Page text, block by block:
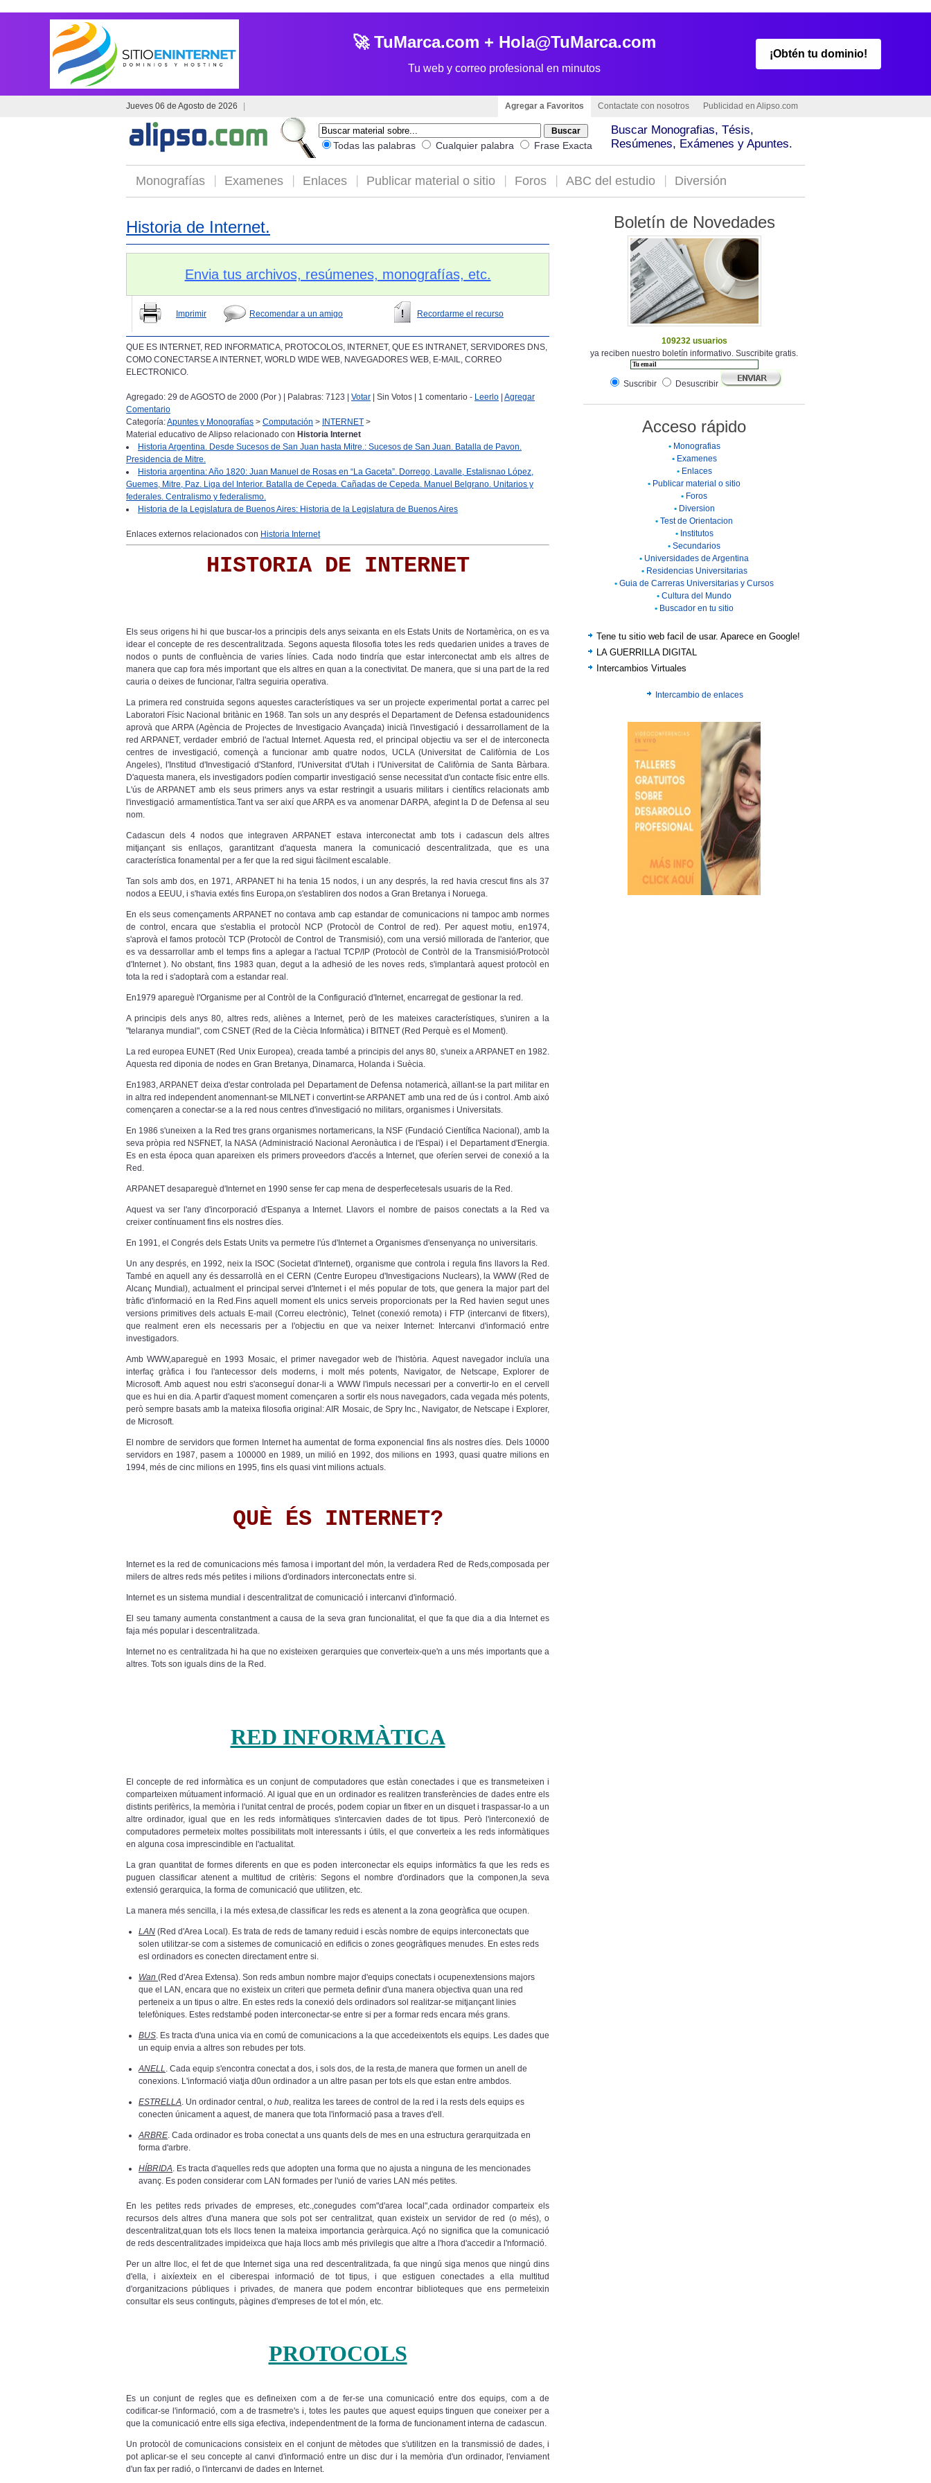
🚀 TuMarca.com + Hola@TuMarca.com
Tu web y correo profesional en minutos
¡Obtén tu dominio!
Jueves 06 de Agosto de 2026 Agregar a Favoritos Contactate con nosotros Publicidad en Alipso.com
Todas las palabras Cualquier palabra Frase Exacta
Buscar Monografias, Tésis,
Resúmenes, Exámenes y Apuntes.
Monografías Examenes Enlaces Publicar material o sitio Foros ABC del estudio Diversión
Historia de Internet.
Envia tus archivos, resúmenes, monografías, etc.
Imprimir Recomendar a un amigo Recordarme el recurso
QUE ES INTERNET, RED INFORMATICA, PROTOCOLOS, INTERNET, QUE ES INTRANET, SERVIDORES DNS,
COMO CONECTARSE A INTERNET, WORLD WIDE WEB, NAVEGADORES WEB, E-MAIL, CORREO
ELECTRONICO.
Agregado: 29 de AGOSTO de 2000 (Por ) | Palabras: 7123 | Votar | Sin Votos | 1 comentario - Leerlo Agregar
Comentario
Categoría:Apuntes y Monografías > Computación > INTERNET >
Material educativo de Alipso relacionado con Historia Internet
Historia Argentina. Desde Sucesos de San Juan hasta Mitre.: Sucesos de San Juan. Batalla de Pavon.
Presidencia de Mitre.
Historia argentina: Año 1820: Juan Manuel de Rosas en “La Gaceta”. Dorrego, Lavalle, Estalisnao López,
Guemes, Mitre, Paz. Liga del Interior. Batalla de Cepeda. Cañadas de Cepeda. Manuel Belgrano. Unitarios y
federales. Centralismo y federalismo.
Historia de la Legislatura de Buenos Aires: Historia de la Legislatura de Buenos Aires
Enlaces externos relacionados con Historia Internet
HISTORIA DE INTERNET
Els seus origens hi hi que buscar-los a principis dels anys seixanta en els Estats Units de Nortamèrica, on es va
idear el concepte de res descentralitzada. Segons aquesta filosofia totes les reds quedarien unides a traves de
nodos o punts de confluència de varies línies. Cada nodo tindría que estar interconectat amb els altres de
manera que cap fora més important que els altres en quan a la conectivitat. De manera, que si una part de la red
cauria o deixes de funcionar, l'altra seguiria operativa.
La primera red construida segons aquestes característiques va ser un projecte experimental portat a carrec pel
Laboratori Físic Nacional britànic en 1968. Tan sols un any després el Departament de Defensa estadounidencs
aprovà que ARPA (Agència de Projectes de Investigacio Avançada) inicià l'investigació i dessarrollament de la
red ARPANET, verdader embrió de l'actual Internet. Aquesta red, el principal objectiu va ser el de interconecta
centres de investigació, començà a funcionar amb quatre nodos, UCLA (Universitat de Califòrnia de Los
Angeles), l'Institud d'Investigació d'Stanford, l'Universitat d'Utah i l'Universitat de Califòrnia de Santa Bàrbara.
D'aquesta manera, els investigadors podíen compartir investigació sense necessitat d'un contacte físic entre ells.
L'ús de ARPANET amb els seus primers anys va estar restringit a usuaris militars i científics relacionats amb
l'investigació armamentística.Tant va ser així que ARPA es va anomenar DARPA, afegint la D de Defensa al seu
nom.
Cadascun dels 4 nodos que integraven ARPANET estava interconectat amb tots i cadascun dels altres
mitjançant sis enllaços, garantitzant d'aquesta manera la comunicació descentralitzada, que es una
característica fonamental per a fer que la red sigui fàcilment escalable.
Tan sols amb dos, en 1971, ARPANET hi ha tenia 15 nodos, i un any després, la red havia crescut fins als 37
nodos a EEUU, i s'havia extés fins Europa,on s'establiren dos nodos a Gran Bretanya i Noruega.
En els seus començaments ARPANET no contava amb cap estandar de comunicacions ni tampoc amb normes
de control, encara que s'establia el protocòl NCP (Protocòl de Control de red). Per aquest motiu, en1974,
s'aprovà el famos protocòl TCP (Protocòl de Control de Transmisió), com una versió millorada de l'anterior, que
es va dessarrollar amb el temps fins a aplegar a l'actual TCP/IP (Protocòl de Contròl de la Transmisió/Protocòl
d'Internet ). No obstant, fins 1983 quan, degut a la adhesió de les noves reds, s'implantarà aquest protocòl en
tota la red i s'adoptarà com a estandar real.
En1979 apareguè l'Organisme per al Contròl de la Configuració d'Internet, encarregat de gestionar la red.
A principis dels anys 80, altres reds, aliènes a Internet, però de les mateixes característiques, s'uniren a la
"telaranya mundial", com CSNET (Red de la Ciècia Informàtica) i BITNET (Red Perquè es el Moment).
La red europea EUNET (Red Unix Europea), creada també a principis del anys 80, s'uneix a ARPANET en 1982.
Aquesta red diponia de nodes en Gran Bretanya, Dinamarca, Holanda i Suècia.
En1983, ARPANET deixa d'estar controlada pel Departament de Defensa notamericà, aïllant-se la part militar en
in altra red independent anomennant-se MILNET i convertint-se ARPANET amb una red de ús i control. Amb aixó
començaren a conectar-se a la red nous centres d'investigació no militars, organismes i Universitats.
En 1986 s'uneixen a la Red tres grans organismes nortamericans, la NSF (Fundació Científica Nacional), amb la
seva pròpia red NSFNET, la NASA (Administració Nacional Aeronàutica i de l'Espai) i el Departament d'Energia.
Es en esta época quan apareixen els primers proveedors d'accés a Internet, que oferíen servei de conexió a la
Red.
ARPANET desapareguè d'Internet en 1990 sense fer cap mena de desperfecetesals usuaris de la Red.
Aquest va ser l'any d'incorporació d'Espanya a Internet. Llavors el nombre de paisos conectats a la Red va
creixer contínuament fins els nostres díes.
En 1991, el Congrés dels Estats Units va permetre l'ús d'Internet a Organismes d'ensenyança no universitaris.
Un any després, en 1992, neix la ISOC (Societat d'Internet), organisme que controla i regula fins llavors la Red.
També en aquell any és dessarrollà en el CERN (Centre Europeu d'Investigacions Nuclears), la WWW (Red de
Alcanç Mundial), actualment el principal servei d'Internet i el més popular de tots, que genera la major part del
tràfic d'informació en la Red.Fins aquell moment els unics serveis proporcionats per la Red havien segut unes
versions primitives dels actuals E-mail (Correu electrònic), Telnet (conexió remota) i FTP (intercanvi de fitxers),
que realment eren els necessaris per a l'objectiu en que va neixer Internet: Intercanvi d'informació entre
investigadors.
Amb WWW,apareguè en 1993 Mosaic, el primer navegador web de l'història. Aquest navegador incluïa una
interfaç gràfica i fou l'antecessor dels moderns, i molt més potents, Navigator, de Netscape, Explorer de
Microsoft. Amb aquest nou estri s'aconseguí donar-li a WWW l'impuls necessari per a convertir-lo en el cervell
que es hui en dia. A partir d'aquest moment començaren a sortir els nous navegadors, cada vegada més potents,
però sempre basats amb la mateixa filosofia original: AIR Mosaic, de Spry Inc., Navigator, de Netscape i Explorer,
de Microsoft.
El nombre de servidors que formen Internet ha aumentat de forma exponencial fins als nostres díes. Dels 10000
servidors en 1987, pasem a 100000 en 1989, un milió en 1992, dos milions en 1993, quasi quatre milions en
1994, més de cinc milions en 1995, fins els quasi vint milions actuals.
QUÈ ÉS INTERNET?
Internet es la red de comunicacions més famosa i important del món, la verdadera Red de Reds,composada per
milers de altres reds més petites i milions d'ordinadors interconectats entre si.
Internet es un sistema mundial i descentralitzat de comunicació i intercanvi d'informació.
El seu tamany aumenta constantment a causa de la seva gran funcionalitat, el que fa que dia a dia Internet es
faja més popular i descentralitzada.
Internet no es centralitzada hi ha que no existeixen gerarquies que converteix-que'n a uns més importants que a
altres. Tots son iguals dins de la Red.
RED INFORMÀTICA
El concepte de red informàtica es un conjunt de computadores que estàn conectades i que es transmeteixen i
comparteixen mútuament informació. Al igual que en un ordinador es realitzen transferències de dades entre els
distints perifèrics, la memòria i l'unitat central de procés, podem copiar un fitxer en un disquet i traspassar-lo a un
altre ordinador, igual que en les reds informàtiques s'intercavien dades de tot tipus. Però l'interconexió de
computadores permeteix moltes possibilitats molt interessants i útils, el que converteix a les reds informàtiques
en alguna cosa imprescindible en l'actualitat.
La gran quantitat de formes diferents en que es poden interconectar els equips informàtics fa que les reds es
puguen classificar atenent a multitud de critèris: Segons el nombre d'ordinadors que la componen,la seva
extensió gerarquica, la forma de comunicació que utilitzen, etc.
La manera més sencilla, i la més extesa,de classificar les reds es atenent a la zona geogràfica que ocupen.
LAN (Red d'Area Local). Es trata de reds de tamany reduid i escàs nombre de equips interconectats que
solen utilitzar-se com a sistemes de comunicació en edificis o zones geogràfiques menudes. En estes reds
esl ordinadors es conecten directament entre si.
Wan (Red d'Area Extensa). Son reds ambun nombre major d'equips conectats i ocupenextensions majors
que el LAN, encara que no existeix un criteri que permeta definir d'una manera objectiva quan una red
perteneix a un tipus o altre. En estes reds la conexió dels ordinadors sol realitzar-se mitjançant linies
telefòniques. Estes redstambé poden interconectar-se entre si per a formar reds encara més grans.
BUS. Es tracta d'una unica via en comú de comunicacions a la que accedeixentots els equips. Les dades que
un equip envia a altres son rebudes per tots.
ANELL. Cada equip s'encontra conectat a dos, i sols dos, de la resta,de manera que formen un anell de
conexions. L'informació viatja d0un ordinador a un altre pasan per tots els que estan entre ambdos.
ESTRELLA. Un ordinador central, o hub, realitza les tarees de control de la red i la rests dels equips es
conecten únicament a aquest, de manera que tota l'informació pasa a traves d'ell.
ARBRE. Cada ordinador es troba conectat a uns quants dels de mes en una estructura gerarquitzada en
forma d'arbre.
HÍBRIDA. Es tracta d'aquelles reds que adopten una forma que no ajusta a ninguna de les mencionades
avanç. Es poden considerar com LAN formades per l'unió de varies LAN més petites.
En les petites reds privades de empreses, etc.,conegudes com"d'area local",cada ordinador comparteix els
recursos dels altres d'una manera que sols pot ser centralitzat, quan existeix un servidor de red (o més), o
descentralitzat,quan tots els llocs tenen la mateixa importancia geràrquica. Açó no significa que la comunicació
de reds descentralitzades impideixca que haja llocs amb més privilegis que altre a l'hora d'accedir a l'nformació.
Per un altre lloc, el fet de que Internet siga una red descentralitzada, fa que ningú siga menos que ningú dins
d'ella, i aixíexteix en el ciberespai informació de tot tipus, i que estiguen conectades a ella multitud
d'organitzacions públiques i privades, de manera que podem encontrar biblioteques que ens permeteixin
consultar els seus continguts, pàgines d'empreses de tot el món, etc.
PROTOCOLS
Es un conjunt de regles que es defineixen com a de fer-se una comunicació entre dos equips, com a de
codificar-se l'informació, com a de trasmetre's i, totes les pautes que aquest equips tinguen que coneixer per a
que la comunicació entre ells siga efectiva, independentment de la forma de funcionament interna de cadascun.
Un protocòl de comunicacions consisteix en el conjunt de mètodes que s'utilitzen en la transmissió de dades, i
pot aplicar-se el seu concepte al canvi d'informació entre un disc dur i la memòria d'un ordinador, l'enviament
d'un fax per radió, o l'intercanvi de dades en Internet.
Boletín de Novedades
109232 usuarios
ya reciben nuestro boletín informativo. Suscribite gratis.
Suscribir Desuscribir
Acceso rápido
• Monografias
• Examenes
• Enlaces
• Publicar material o sitio
• Foros
• Diversion
• Test de Orientacion
• Institutos
• Secundarios
• Universidades de Argentina
• Residencias Universitarias
• Guia de Carreras Universitarias y Cursos
• Cultura del Mundo
• Buscador en tu sitio
Tene tu sitio web facil de usar. Aparece en Google!
LA GUERRILLA DIGITAL
Intercambios Virtuales
Intercambio de enlaces